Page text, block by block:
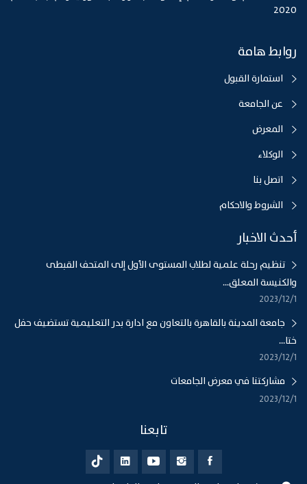
2020
روابط هامة
استمارة القبول
عن الجامعة
المعرض
الوكلاء
اتصل بنا
الشروط والاحكام
أحدث الاخبار
تنظيم رحلة علمية لطلاب المستوى الأول إلى المتحف القبطى
والكنيسة المعلق...
1‏‏/12‏‏/2023
جامعة المدينة بالقاهرة بالتعاون مع ادارة بدر التعليمية تستضيف حفل
ختا...
1‏‏/12‏‏/2023
مشاركتنا في معرض الجامعات
1‏‏/12‏‏/2023
تابعنا